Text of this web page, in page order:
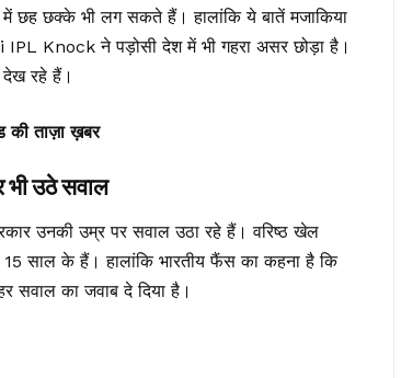
छह छक्के भी लग सकते हैं। हालांकि ये बातें मजाकिया
Knock ने पड़ोसी देश में भी गहरा असर छोड़ा है।
देख रहे हैं।
ताज़ा ख़बर
उठे सवाल
उनकी उम्र पर सवाल उठा रहे हैं। वरिष्ठ खेल
15 साल के हैं। हालांकि भारतीय फैंस का कहना है कि
सवाल का जवाब दे दिया है।